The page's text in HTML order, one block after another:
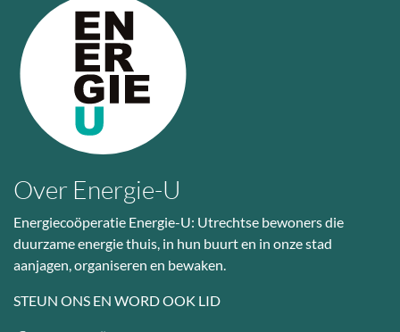
Over Energie-U
Energiecoöperatie Energie-U: Utrechtse bewoners die
duurzame energie thuis, in hun buurt en in onze stad
aanjagen, organiseren en bewaken.
STEUN ONS EN WORD OOK LID